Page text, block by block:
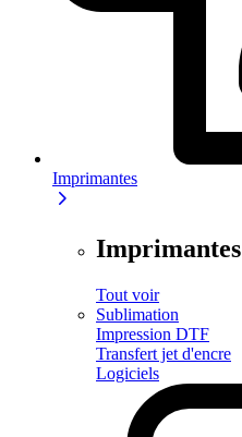
Imprimantes
Imprimantes
Tout voir
Sublimation
Impression DTF
Transfert jet d'encre
Logiciels